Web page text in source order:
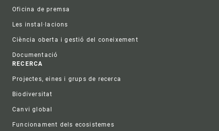
Oficina de premsa
Les instal·lacions
Ciència oberta i gestió del coneixement
Documentació
RECERCA
Projectes, eines i grups de recerca
Biodiversitat
Canvi global
Funcionament dels ecosistemes